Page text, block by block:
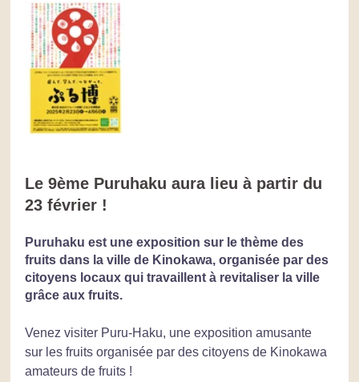
Le 9ème Puruhaku aura lieu à partir du
23 février !
Puruhaku est une exposition sur le thème des
fruits dans la ville de Kinokawa, organisée par des
citoyens locaux qui travaillent à revitaliser la ville
grâce aux fruits.
Venez visiter Puru-Haku, une exposition amusante
sur les fruits organisée par des citoyens de Kinokawa
amateurs de fruits !